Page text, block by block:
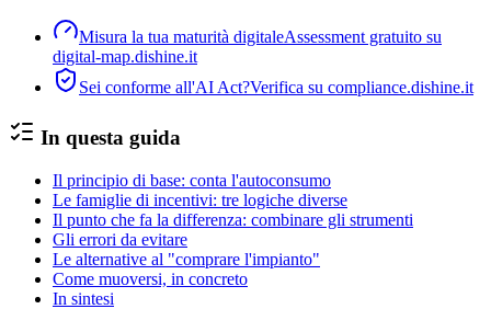
Misura la tua maturità digitaleAssessment gratuito su
digital-map.dishine.it
Sei conforme all'AI Act?Verifica su compliance.dishine.it
In questa guida
Il principio di base: conta l'autoconsumo
Le famiglie di incentivi: tre logiche diverse
Il punto che fa la differenza: combinare gli strumenti
Gli errori da evitare
Le alternative al "comprare l'impianto"
Come muoversi, in concreto
In sintesi